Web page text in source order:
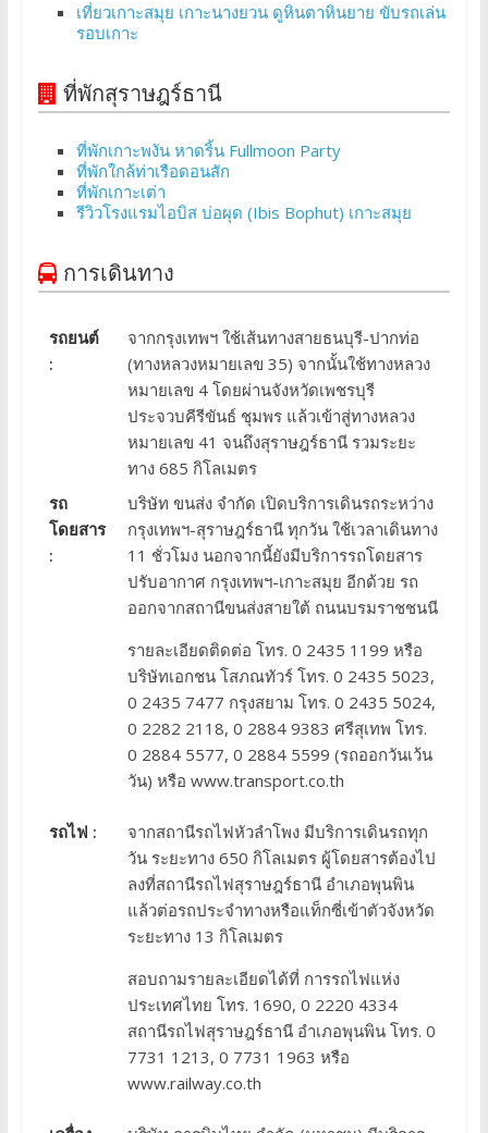
เที่ยวเกาะสมุย เกาะนางยวน ดูหินตาหินยาย ขับรถเล่น
รอบเกาะ
ที่พักสุราษฎร์ธานี
ที่พักเกาะพงัน หาดริ้น Fullmoon Party
ที่พักใกล้ท่าเรือดอนสัก
ที่พักเกาะเต่า
รีวิวโรงแรมไอบิส บ่อผุด (Ibis Bophut) เกาะสมุย
การเดินทาง
รถยนต์
:
จากกรุงเทพฯ ใช้เส้นทางสายธนบุรี-ปากท่อ
(ทางหลวงหมายเลข 35) จากนั้นใช้ทางหลวง
หมายเลข 4 โดยผ่านจังหวัดเพชรบุรี
ประจวบคีรีขันธ์ ชุมพร แล้วเข้าสู่ทางหลวง
หมายเลข 41 จนถึงสุราษฎร์ธานี รวมระยะ
ทาง 685 กิโลเมตร
รถ
โดยสาร
:
บริษัท ขนส่ง จำกัด เปิดบริการเดินรถระหว่าง
กรุงเทพฯ-สุราษฎร์ธานี ทุกวัน ใช้เวลาเดินทาง
11 ชั่วโมง นอกจากนี้ยังมีบริการรถโดยสาร
ปรับอากาศ กรุงเทพฯ-เกาะสมุย อีกด้วย รถ
ออกจากสถานีขนส่งสายใต้ ถนนบรมราชชนนี
รายละเอียดติดต่อ โทร. 0 2435 1199 หรือ
บริษัทเอกชน โสภณทัวร์ โทร. 0 2435 5023,
0 2435 7477 กรุงสยาม โทร. 0 2435 5024,
0 2282 2118, 0 2884 9383 ศรีสุเทพ โทร.
0 2884 5577, 0 2884 5599 (รถออกวันเว้น
วัน) หรือ www.transport.co.th
รถไฟ :
จากสถานีรถไฟหัวลำโพง มีบริการเดินรถทุก
วัน ระยะทาง 650 กิโลเมตร ผู้โดยสารต้องไป
ลงที่สถานีรถไฟสุราษฎร์ธานี อำเภอพุนพิน
แล้วต่อรถประจำทางหรือแท็กซี่เข้าตัวจังหวัด
ระยะทาง 13 กิโลเมตร
สอบถามรายละเอียดได้ที่ การรถไฟแห่ง
ประเทศไทย โทร. 1690, 0 2220 4334
สถานีรถไฟสุราษฎร์ธานี อำเภอพุนพิน โทร. 0
7731 1213, 0 7731 1963 หรือ
www.railway.co.th